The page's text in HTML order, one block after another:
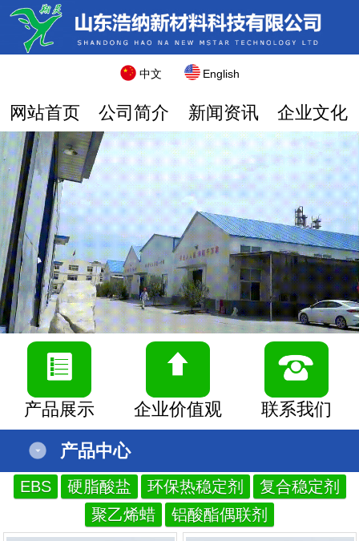
中文 English
网站首页 公司简介 新闻资讯 企业文化
产品展示 企业价值观 联系我们
产品中心
EBS 硬脂酸盐 环保热稳定剂
复合稳定剂
聚乙烯蜡
铝酸酯偶联剂